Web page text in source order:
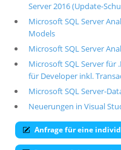
Server 2016 (Update-
Microsoft SQL Server
Models
Microsoft SQL Server
Microsoft SQL Server für
für Developer inkl.
Microsoft SQL Server-
Neuerungen in Visual
Anfrage für eine